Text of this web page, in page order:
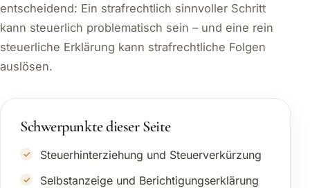
entscheidend: Ein strafrechtlich sinnvoller Schritt
kann steuerlich problematisch sein – und eine rein
steuerliche Erklärung kann strafrechtliche Folgen
auslösen.
Schwerpunkte dieser Seite
Steuerhinterziehung und Steuerverkürzung
Selbstanzeige und Berichtigungserklärung